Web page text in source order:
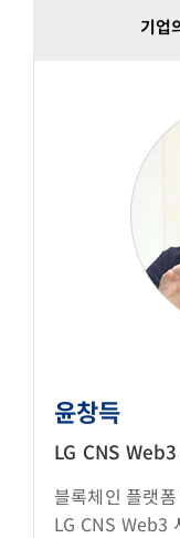
기업
윤창득
LG CNS
블록체인 플랫
LG CNS Web3